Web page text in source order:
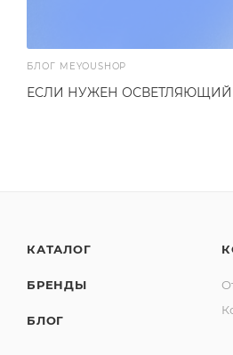
БЛОГ MEYOUSHOP
ЕСЛИ НУЖЕН ОСВЕТЛЯЮЩИЙ
КАТАЛОГ
БРЕНДЫ
БЛОГ